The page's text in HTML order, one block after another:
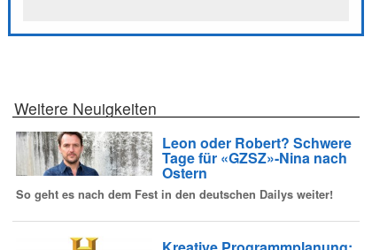
Weitere Neuigkeiten
Leon oder Robert? Schwere
Tage für «GZSZ»-Nina nach
Ostern
So geht es nach dem Fest in den deutschen Dailys weiter!